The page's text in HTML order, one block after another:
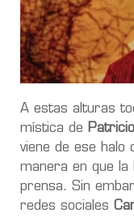
A estas alturas
mística de
viene de ese halo
manera en que la
prensa. Sin
redes sociales